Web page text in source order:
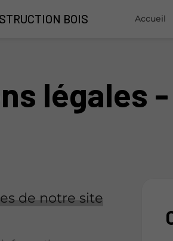
BOIS Accueil
légales -
de notre site